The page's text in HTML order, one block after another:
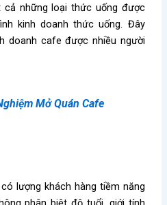
những loại thức uống được
kinh doanh thức uống. Đây
doanh cafe được nhiều người
Mở Quán Cafe
lượng khách hàng tiềm năng